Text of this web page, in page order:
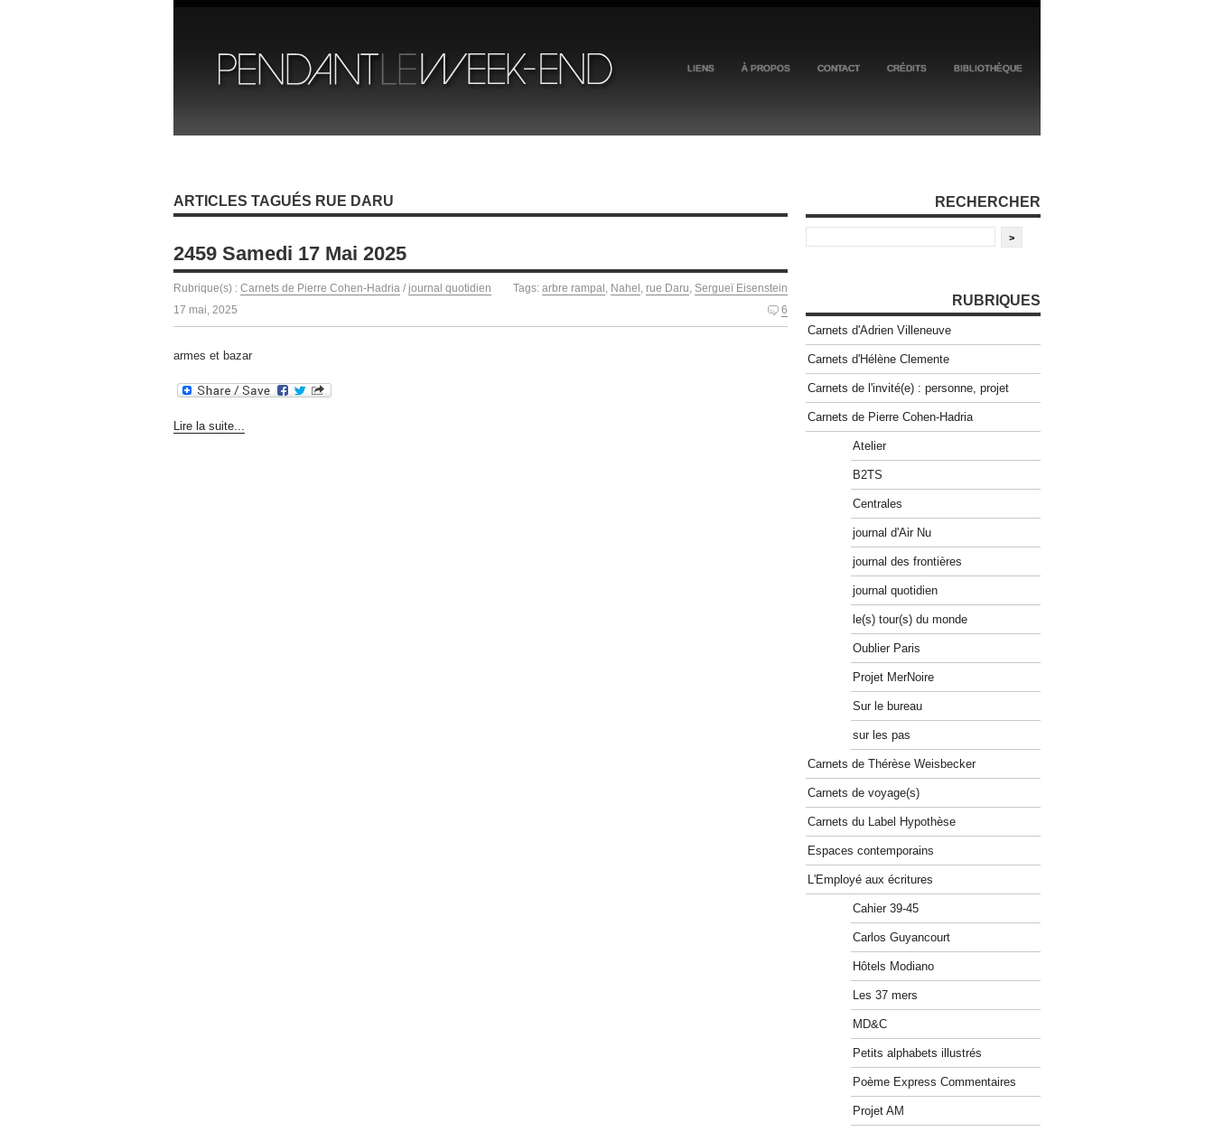
LIENS À PROPOS CONTACT CRÉDITS BIBLIOTHÈQUE
ARTICLES TAGUÉS RUE DARU
2459 Samedi 17 Mai 2025
Rubrique(s) : Carnets de Pierre Cohen-Hadria / journal quotidien Tags: arbre rampal , Nahel , rue Daru, Sergueï Eisenstein
17 mai, 2025
6
armes et bazar
Lire la suite...
RECHERCHER
RUBRIQUES
Carnets d'Adrien Villeneuve
Carnets d'Hélène Clemente
Carnets de l'invité(e) : personne, projet
Carnets de Pierre Cohen-Hadria
Atelier
B2TS
Centrales
journal d'Air Nu
journal des frontières
journal quotidien
le(s) tour(s) du monde
Oublier Paris
Projet MerNoire
Sur le bureau
sur les pas
Carnets de Thérèse Weisbecker
Carnets de voyage(s)
Carnets du Label Hypothèse
Espaces contemporains
L'Employé aux écritures
Cahier 39-45
Carlos Guyancourt
Hôtels Modiano
Les 37 mers
MD&C
Petits alphabets illustrés
Poème Express Commentaires
Projet AM